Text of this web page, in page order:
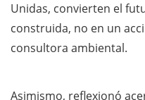
Unidas, convierten el
construida, no en un
consultora ambiental.
Asimismo, reflexionó